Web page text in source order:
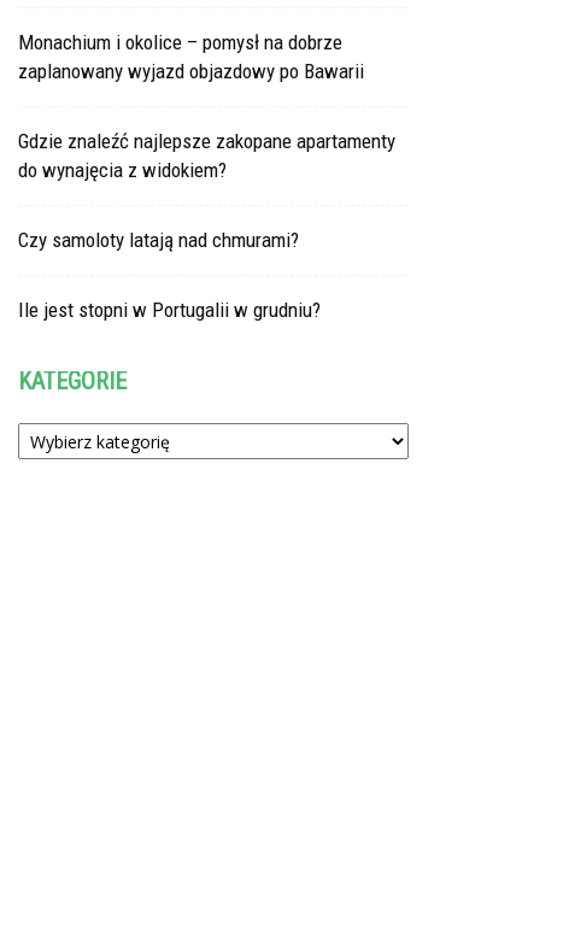
Monachium i okolice – pomysł na dobrze
zaplanowany wyjazd objazdowy po Bawarii
Gdzie znaleźć najlepsze zakopane apartamenty
do wynajęcia z widokiem?
Czy samoloty latają nad chmurami?
Ile jest stopni w Portugalii w grudniu?
KATEGORIE
Kategorie